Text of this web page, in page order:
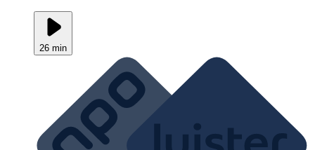
26 min